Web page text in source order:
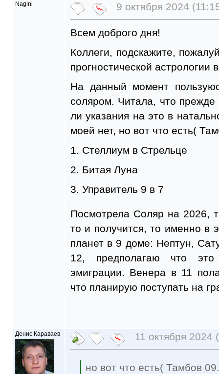
Nagini 9 октября 2024
Всем доброго дня!
Коллеги, подскажите,
прогностической астрологии
На данный момент
соляром. Читала, что прежде
ли указания на это в
моей нет, но вот что есть(
1. Стеллиум в Стрельце
2. Битая Луна
3. Управитель 9 в 7
Посмотрела Соляр на 2026,
то и получится, то именно в
планет в 9 доме: Нептун,
12, предполагаю что
эмиграции. Венера в 11
что планирую поступать на
Денис Караваев 11 октября 2024
но вот что есть( Тамбов